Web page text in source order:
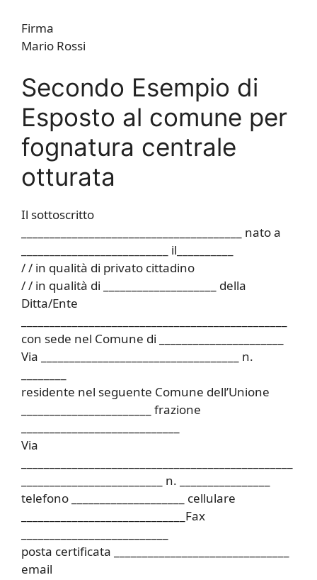
Firma
Mario Rossi
Secondo Esempio di
Esposto al comune per
fognatura centrale
otturata
Il sottoscritto
_______________________________________ nato a
__________________________ il__________
/ / in qualità di privato cittadino
/ / in qualità di ____________________ della
Ditta/Ente
con sede nel Comune di ______________________
Via ___________________________________ n.
residente nel seguente Comune dell’Unione
_______________________ frazione
Via
_________________________ n. ________________
telefono ____________________ cellulare
_____________________________Fax
posta certificata _______________________________
email